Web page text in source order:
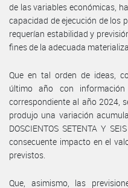
de las variables económicas,
capacidad de ejecución de los
requerían estabilidad y
fines de la adecuada
Que en tal orden de ideas,
último año con
correspondiente al año 2024,
produjo una variación
DOSCIENTOS SETENTA Y
consecuente impacto en el
previstos.
Que, asimismo, las